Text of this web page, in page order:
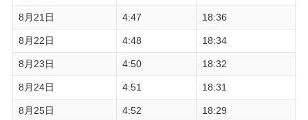
8月21日 4:47 18:36
8月22日 4:48 18:34
8月23日 4:50 18:32
8月24日 4:51 18:31
8月25日 4:52 18:29